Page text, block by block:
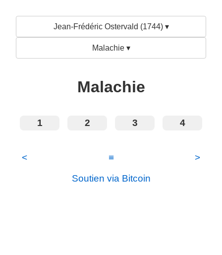
Jean-Frédéric Ostervald (1744) ▾
Malachie ▾
Malachie
1 2 3 4
< ≡
>
Soutien via Bitcoin